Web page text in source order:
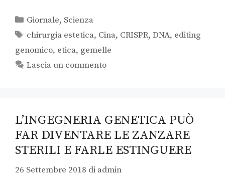
Giornale, Scienza
chirurgia estetica, Cina, CRISPR,DNA, editing
genomico, etica, gemelle
Lascia un commento
L’INGEGNERIA GENETICA PUÒ
FAR DIVENTARE LE ZANZARE
STERILI E FARLE ESTINGUERE
26 Settembre 2018 di admin